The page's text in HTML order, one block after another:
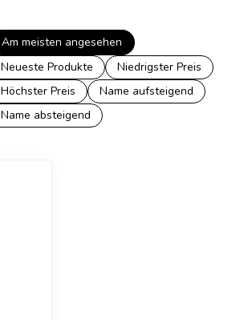
Am meisten angesehen
Neueste Produkte
Niedrigster Preis
Höchster Preis
Name aufsteigend
Name absteigend